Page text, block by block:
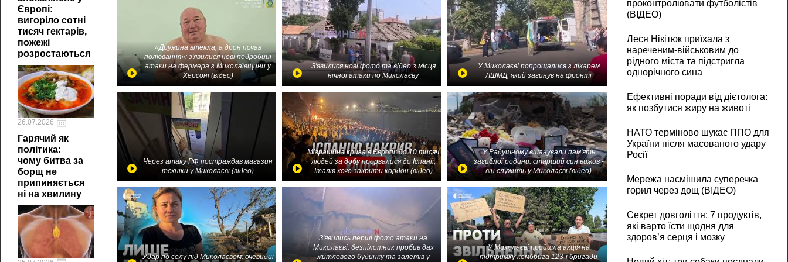
Європі:
вигоріло сотні
тисяч гектарів,
пожежі
розростаються
26.07.2026
Гарячий як
політика:
чому битва за
борщ не
припиняється
ні на хвилину
«Дружина втекла, а дрон почав
полювання»: з'явилися нові подробиці
атаки на фермера з Миколаївщини у
Херсоні (відео)
З'явилися нові фото та відео з місця
нічної атаки по Миколаєву
У Миколаєві попрощалися з лікарем
ЛШМД, який загинув на фронті
Через атаку РФ постраждав магазин
техніки у Миколаєві (відео)
Міграційна криза в Європі: до 10 тисяч
людей за добу прорвалися до Іспанії,
Італія хоче закрити кордон (відео)
У Радушному вшанували пам'ять
загиблої родини: старший син вижив -
він служить у Миколаєві (відео)
Удар по селу під Миколаєвом: очевидці
З'явились перші фото атаки на
Миколаєві: безпілотник пробив дах
житлового будинку та залетів у
У Миколаєві пройшла акція на
підтримку комбрига 123-ї бригади
проконтролювати футболістів
(ВІДЕО)
Леся Нікітюк приїхала з
нареченим-військовим до
рідного міста та підстригла
однорічного сина
Ефективні поради від дієтолога:
як позбутися жиру на животі
НАТО терміново шукає ППО для
України після масованого удару
Росії
Мережа насмішила суперечка
горил через дощ (ВІДЕО)
Секрет довголіття: 7 продуктів,
які варто їсти щодня для
здоров’я серця і мозку